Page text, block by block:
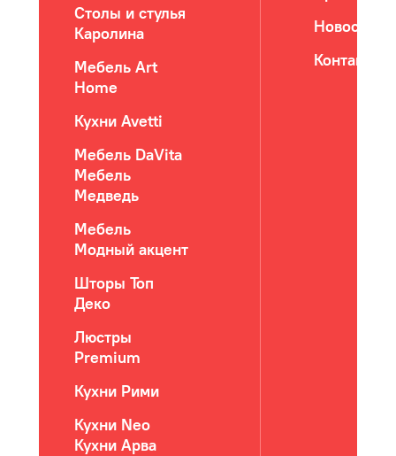
Столы и стулья
Каролина
Мебель Art
Home
Кухни Avetti
Мебель DaVita
Мебель
Медведь
Мебель
Модный акцент
Шторы Топ
Деко
Люстры
Premium
Кухни Рими
Кухни Neo
Кухни Арва
Новости
Контакты